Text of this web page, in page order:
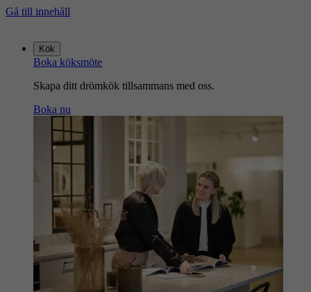
Gå till innehåll
startsidan
Kök
Boka köksmöte
Skapa ditt drömkök tillsammans med oss.
Boka nu